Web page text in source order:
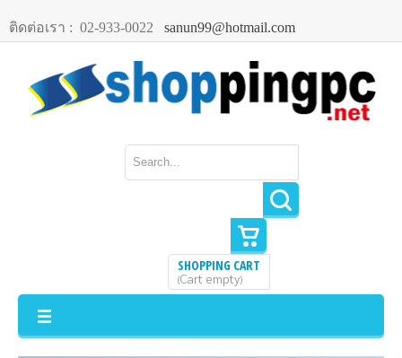
ติดต่อเรา : 02-933-0022 sanun99@hotmail.com
SHOPPING CART
(Cart empty)